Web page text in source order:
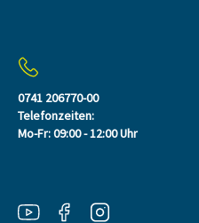
0741 206770-00
Telefonzeiten:
Mo-Fr: 09:00 - 12:00 Uhr